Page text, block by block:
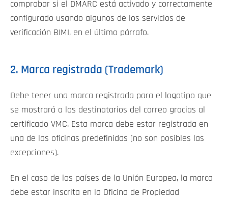
comprobar si el DMARC está activado y correctamente
configurado usando algunos de los servicios de
verificación BIMI, en el último párrafo.
2. Marca registrada (Trademark)
Debe tener una marca registrada para el logotipo que
se mostrará a los destinatarios del correo gracias al
certificado VMC. Esta marca debe estar registrada en
una de las oficinas predefinidas (no son posibles las
excepciones).
En el caso de los países de la Unión Europea, la marca
debe estar inscrita en la Oficina de Propiedad